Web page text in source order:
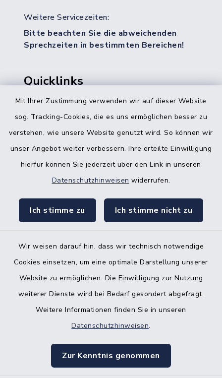
Mit Ihrer Zustimmung verwenden wir auf dieser Website
sog. Tracking-Cookies, die es uns ermöglichen besser zu
verstehen, wie unsere Website genutzt wird. So können wir
unser Angebot weiter verbessern. Ihre erteilte Einwilligung
hierfür können Sie jederzeit über den Link in unseren
Datenschutzhinweisen widerrufen.
Ich stimme zu Ich stimme nicht zu
Wir weisen darauf hin, dass wir technisch notwendige
Cookies einsetzen, um eine optimale Darstellung unserer
Website zu ermöglichen. Die Einwilligung zur Nutzung
weiterer Dienste wird bei Bedarf gesondert abgefragt.
Weitere Informationen finden Sie in unseren
Datenschutzhinweisen.
Zur Kenntnis genommen
Weitere Servicezeiten:
Bitte beachten Sie die abweichenden
Sprechzeiten in bestimmten Bereichen!
Quicklinks
Bürgerbüro Hohenwestedt
Bürgerbüro Hanerau-Hademarschen
Nebenstelle Padenstedt
Gleichstellungsbüro
Barrierefreiheit
Impressum